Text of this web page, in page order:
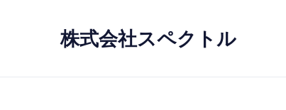
株式会社スペクトル